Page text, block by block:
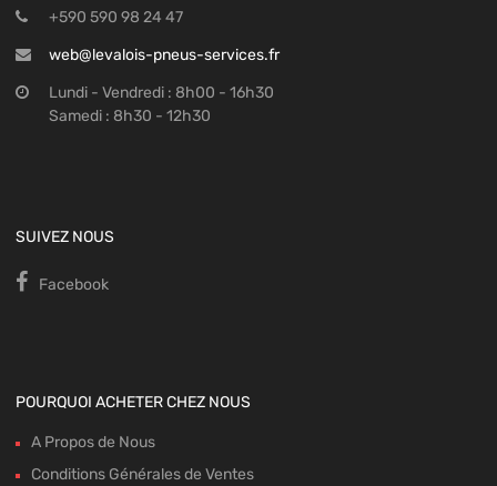
+590 590 98 24 47
web@levalois-pneus-services.fr
Lundi - Vendredi : 8h00 - 16h30
Samedi : 8h30 - 12h30
SUIVEZ NOUS
Facebook
POURQUOI ACHETER CHEZ NOUS
A Propos de Nous
Conditions Générales de Ventes